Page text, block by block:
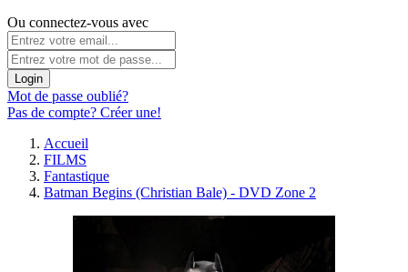
Ou connectez-vous avec
Login
Mot de passe oublié?
Pas de compte? Créer une!
Accueil
FILMS
Fantastique
Batman Begins (Christian Bale) - DVD Zone 2